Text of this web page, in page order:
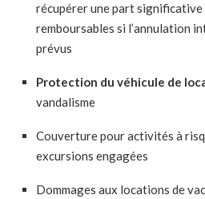
récupérer une part significative
remboursables si l’annulation
prévus
Protection du véhicule de
vandalisme
Couverture pour activités à
excursions engagées
Dommages aux locations de